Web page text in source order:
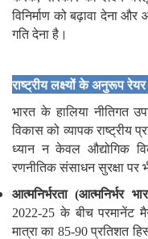
विनिर्माण को बढ़ावा देना
गति देना है।
राष्ट्रीय लक्ष्यों के अनुरूप
भारत के हालिया नीतिगत
विकास को व्यापक राष्ट्रीय
ध्यान न केवल औद्योगिक
रणनीतिक संसाधन सुरक्षा पर
आत्मनिर्भरता (आत्मनिर्भर
2022-25 के बीच
मात्रा का 85-90 प्रतिशत